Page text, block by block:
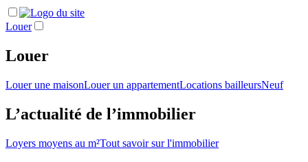
Louer
Louer
Louer une maisonLouer un appartementLocations bailleursNeuf
L’actualité de l’immobilier
Loyers moyens au m²Tout savoir sur l'immobilier